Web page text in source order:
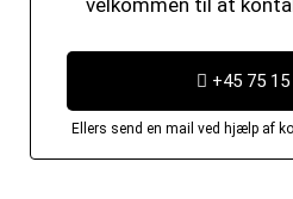
velkommen til at
+45 75
Ellers send en mail ved hjælp af